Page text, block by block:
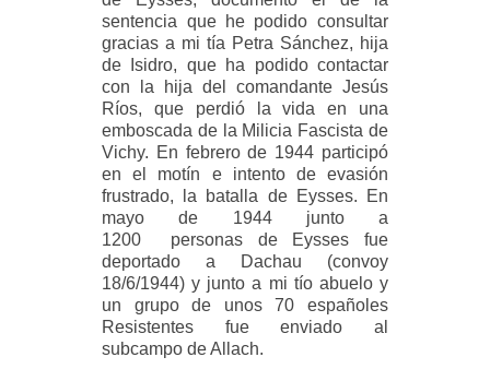
sentencia que he podido consultar
gracias a mi tía Petra Sánchez, hija
de Isidro, que ha podido contactar
con la hija del comandante Jesús
Ríos, que perdió la vida en una
emboscada de la Milicia Fascista de
Vichy. En febrero de 1944 participó
en el motín e intento de evasión
frustrado, la batalla de Eysses. En
mayo de 1944 junto a
1200 personas de Eysses fue
deportado a Dachau (convoy
18/6/1944) y junto a mi tío abuelo y
un grupo de unos 70 españoles
Resistentes fue enviado al
subcampo de Allach.